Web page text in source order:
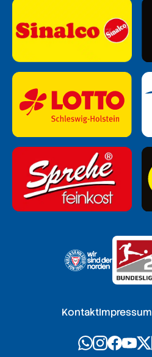
KontaktImpressum